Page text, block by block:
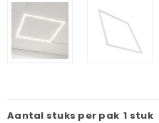
Aantal stuks per pak 1 stuk